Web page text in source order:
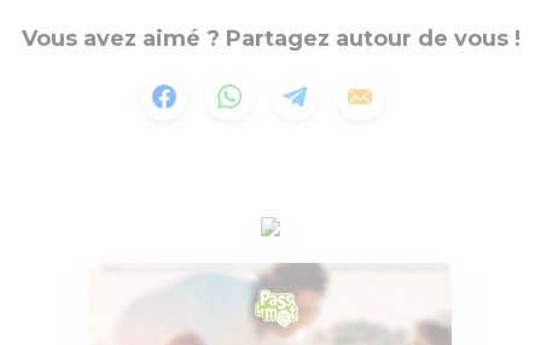
Vous avez aimé ? Partagez autour de vous !